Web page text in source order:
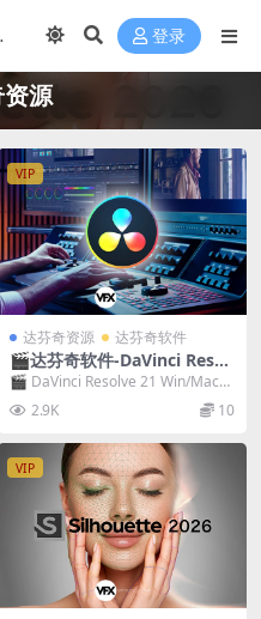
登录
源
VIP
达芬奇资源 达芬奇软件
🎬达芬奇软件-DaVinci Resol
ve Studio 21.0.4正式版 Win/
Mac中文破解版下载
🎬 DaVinci Resolve 21 Win/Mac
2.9K 10
VIP